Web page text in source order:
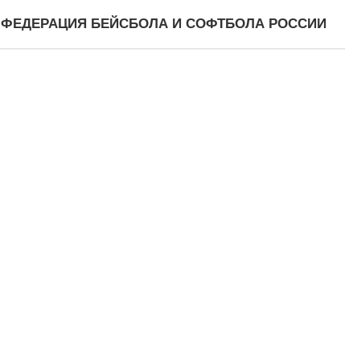
ФЕДЕРАЦИЯ БЕЙСБОЛА И СОФТБОЛА РОССИИ